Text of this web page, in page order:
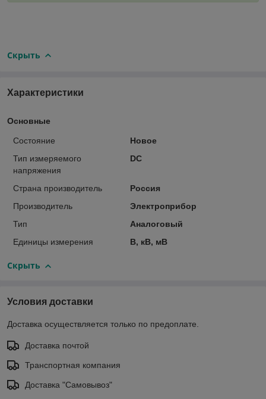
Скрыть
Характеристики
Основные
Состояние
Новое
Тип измеряемого
напряжения
DC
Страна производитель
Россия
Производитель
Электроприбор
Тип
Аналоговый
Единицы измерения
В, кВ, мВ
Скрыть
Условия доставки
Доставка осуществляется только по предоплате.
Доставка почтой
Транспортная компания
Доставка "Самовывоз"